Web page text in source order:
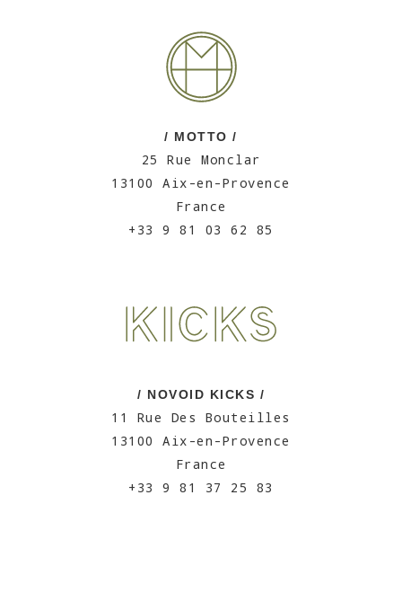
/ MOTTO /
25 Rue Monclar
13100 Aix-en-Provence
France
+33 9 81 03 62 85
/ NOVOID KICKS /
11 Rue Des Bouteilles
13100 Aix-en-Provence
France
+33 9 81 37 25 83